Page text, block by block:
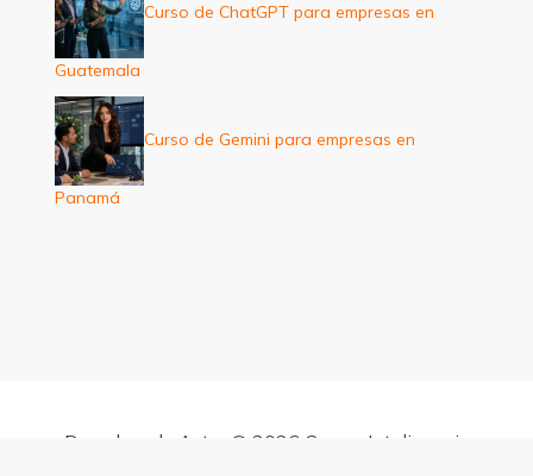
Curso de ChatGPT para empresas en
Guatemala
Curso de Gemini para empresas en
Panamá
Derechos de Autor © 2026 Cursos Inteligencia